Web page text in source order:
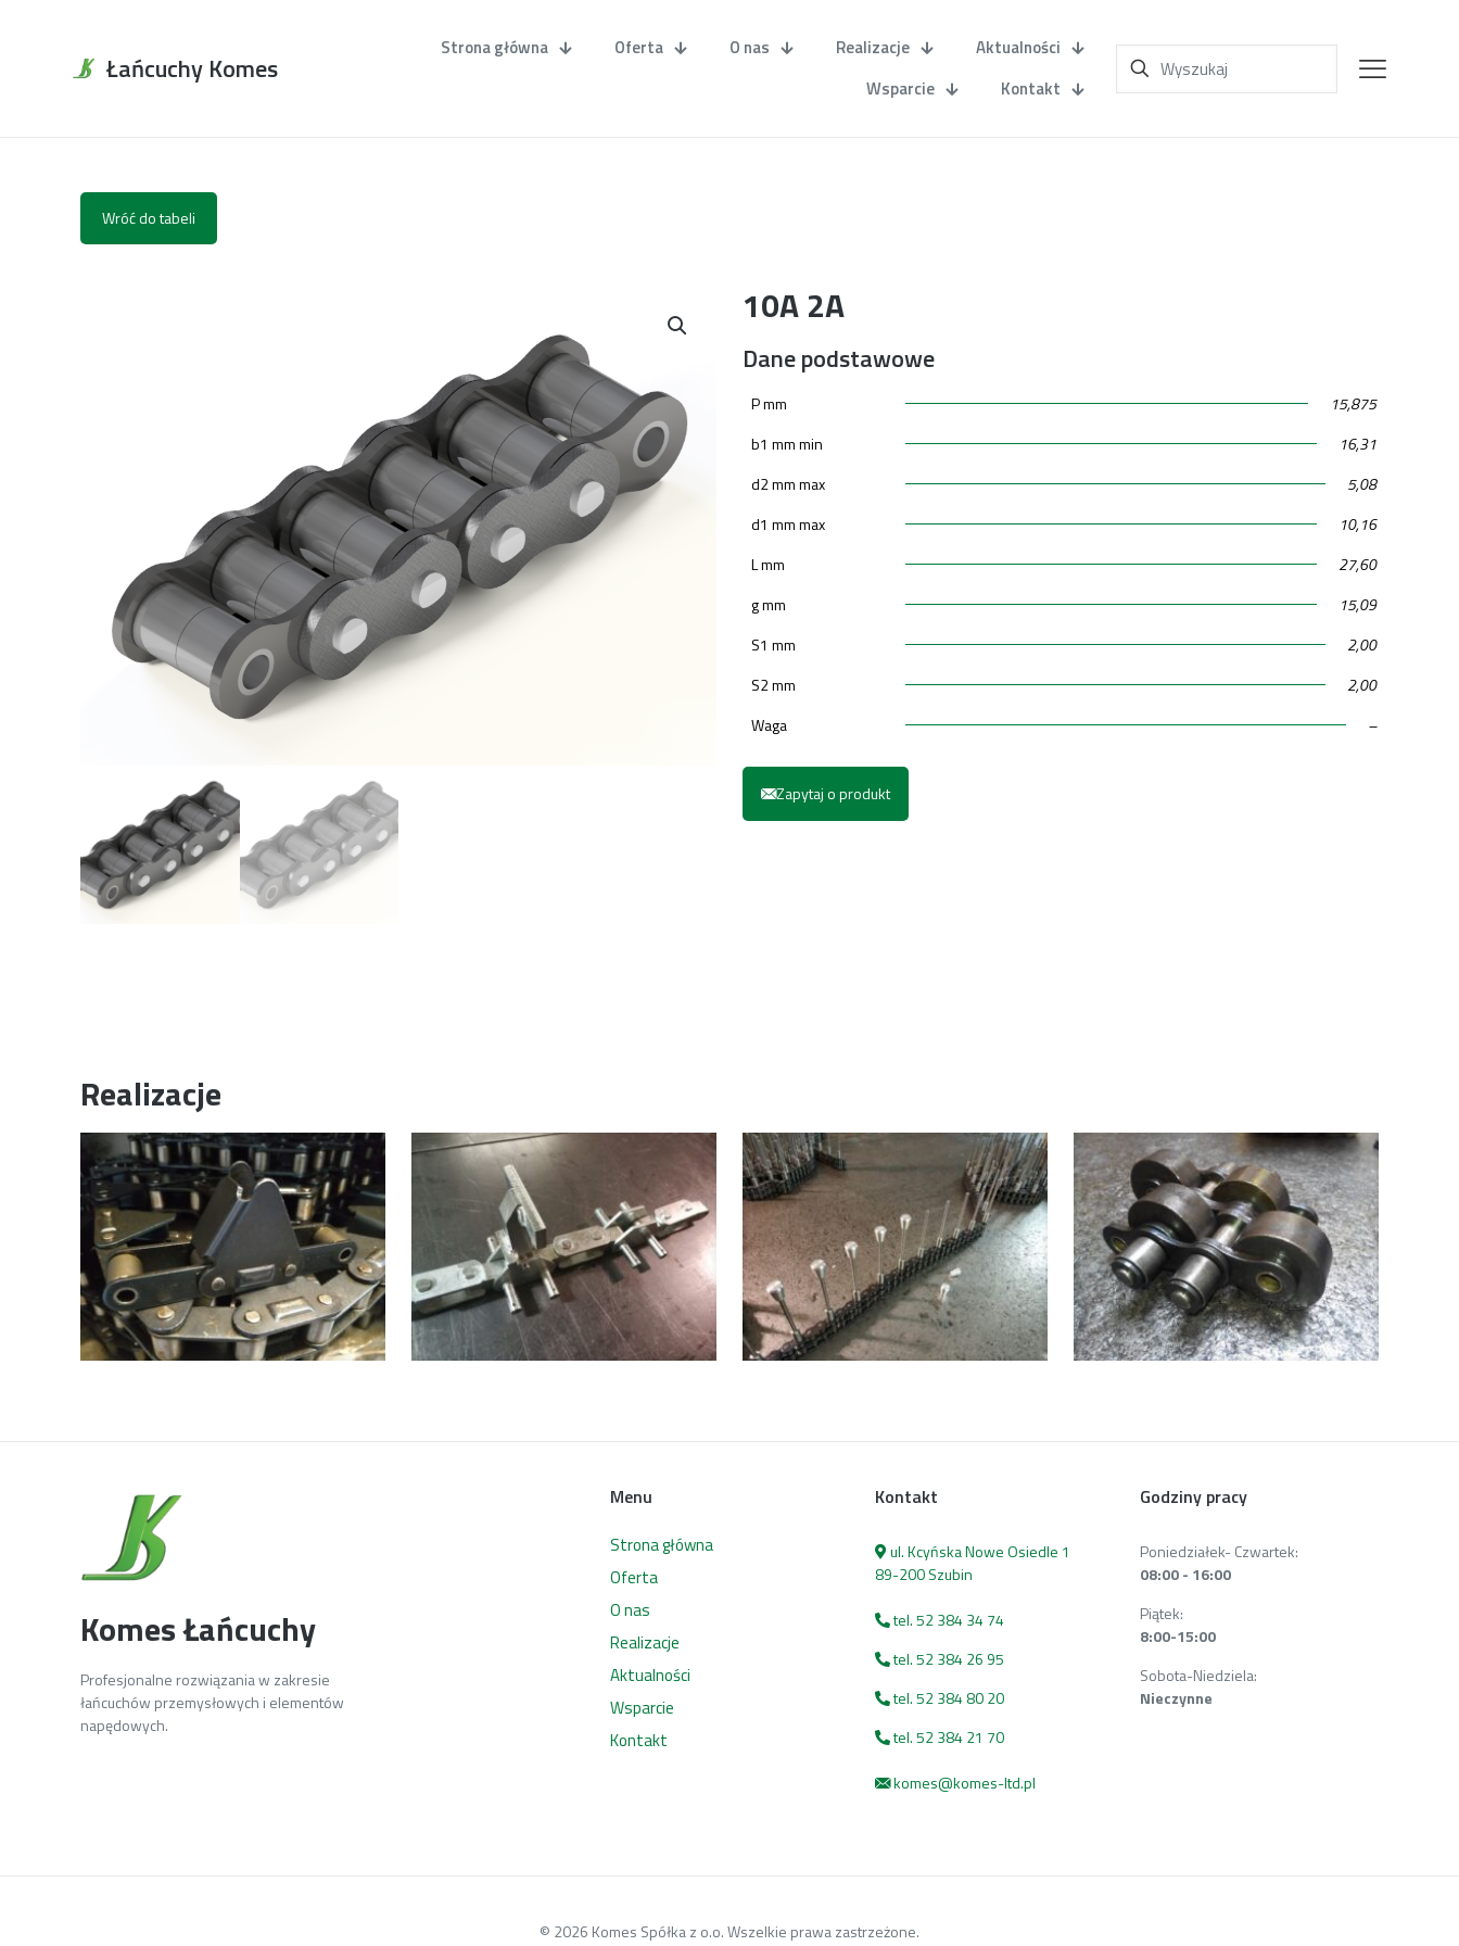
Łańcuchy Komes
Strona główna Oferta O nas Realizacje
Aktualności
Wsparcie
Kontakt
Wróć do tabeli
10A 2A
Dane podstawowe
P mm
15,875
b1 mm min
16,31
d2 mm max
5,08
d1 mm max
10,16
L mm
27,60
g mm
15,09
S1 mm
2,00
S2 mm
2,00
Waga
–
Zapytaj o produkt
Realizacje
Komes Łańcuchy
Profesjonalne rozwiązania w zakresie
łańcuchów przemysłowych i elementów
napędowych.
Menu
Strona główna
Oferta
O nas
Realizacje
Aktualności
Wsparcie
Kontakt
Kontakt
ul. Kcyńska Nowe Osiedle 1
89-200 Szubin
tel. 52 384 34 74
tel. 52 384 26 95
tel. 52 384 80 20
tel. 52 384 21 70
komes@komes-ltd.pl
Godziny pracy
Poniedziałek- Czwartek:
08:00 - 16:00
Piątek:
8:00-15:00
Sobota-Niedziela:
Nieczynne
© 2026 Komes Spółka z o.o. Wszelkie prawa zastrzeżone.